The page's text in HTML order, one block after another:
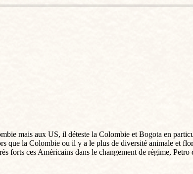
mais aux US, il déteste la Colombie et Bogota en
que la Colombie ou il y a le plus de diversité animale et
forts ces Américains dans le changement de régime,